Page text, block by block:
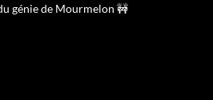
génie de Mourmelon 🚧